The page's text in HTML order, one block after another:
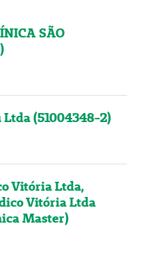
SÃO
(51004348-2)
Vitória Ltda,
Vitória Ltda
Master)